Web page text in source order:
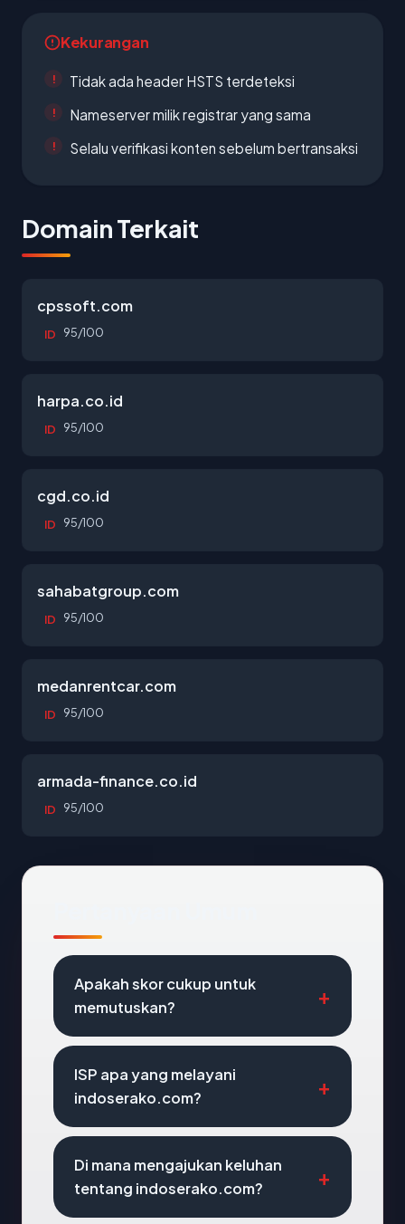
Kekurangan
Tidak ada header HSTS terdeteksi
Nameserver milik registrar yang sama
Selalu verifikasi konten sebelum bertransaksi
Domain Terkait
cpssoft.com
ID 95/100
harpa.co.id
ID 95/100
cgd.co.id
ID 95/100
sahabatgroup.com
ID 95/100
medanrentcar.com
ID 95/100
armada-finance.co.id
ID 95/100
Apakah skor cukup untuk
memutuskan?
ISP apa yang melayani
indoserako.com?
Di mana mengajukan keluhan
tentang indoserako.com?